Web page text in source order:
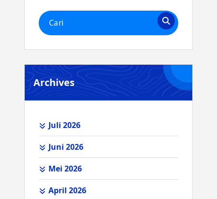
Pencarian
untuk:
Archives
Juli 2026
Juni 2026
Mei 2026
April 2026